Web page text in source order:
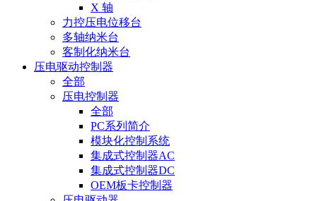
X 轴
力控压电位移台
多轴纳米台
客制化纳米台
压电驱动控制器
全部
压电控制器
全部
PC系列简介
模块化控制系统
集成式控制器AC
集成式控制器DC
OEM板卡控制器